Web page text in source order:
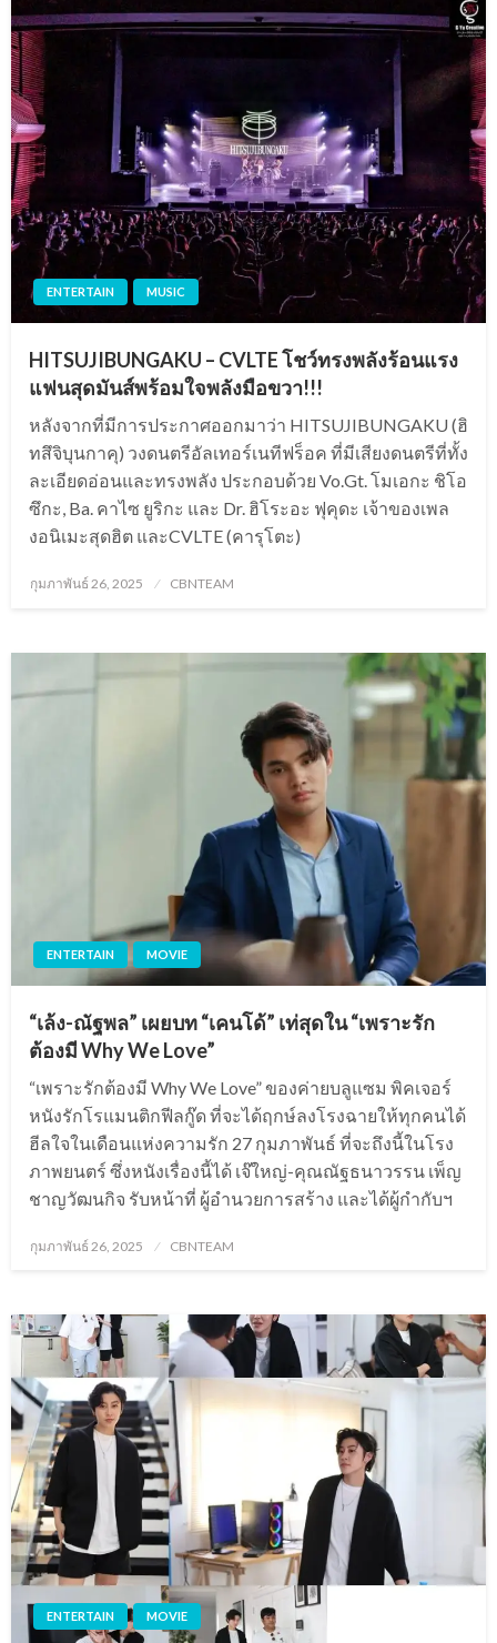
ENTERTAIN MUSIC
HITSUJIBUNGAKU – CVLTE โชว์ทรงพลังร้อนแรง
แฟนสุดมันส์พร้อมใจพลังมือขวา!!!
หลังจากที่มีการประกาศออกมาว่า HITSUJIBUNGAKU (ฮิ
ทสึจิบุนกาคุ) วงดนตรีอัลเทอร์เนทีฟร็อค ที่มีเสียงดนตรีที่ทั้ง
ละเอียดอ่อนและทรงพลัง ประกอบด้วย Vo.Gt. โมเอกะ ชิโอ
ซึกะ, Ba. คาไซ ยูริกะ และ Dr. ฮิโระอะ ฟุคุดะ เจ้าของเพล
งอนิเมะสุดฮิต และCVLTE (คารุโตะ)
Posted
กุมภาพันธ์ 26, 2025 CBNTEAM
ENTERTAIN MOVIE
“เล้ง-ณัฐพล” เผยบท “เคนโด้” เท่สุดใน “เพราะรัก
ต้องมี Why We Love”
“เพราะรักต้องมี Why We Love” ของค่ายบลูแซม พิคเจอร์
หนังรักโรแมนติกฟีลกู๊ด ที่จะได้ฤกษ์ลงโรงฉายให้ทุกคนได้
ฮีลใจในเดือนแห่งความรัก 27 กุมภาพันธ์ ที่จะถึงนี้ในโรง
ภาพยนตร์ ซึ่งหนังเรื่องนี้ได้ เจ๊ใหญ่-คุณณัฐธนาวรรน เพ็ญ
ชาญวัฒนกิจ รับหน้าที่ ผู้อำนวยการสร้าง และได้ผู้กำกับฯ
Posted
กุมภาพันธ์ 26, 2025 CBNTEAM
ENTERTAIN MOVIE